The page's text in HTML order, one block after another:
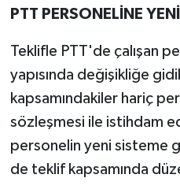
PTT PERSONELİNE
Teklifle PTT'de çalışan
yapısında değişikliğe
kapsamındakiler hariç
sözleşmesi ile istihdam
personelin yeni sisteme
de teklif kapsamında